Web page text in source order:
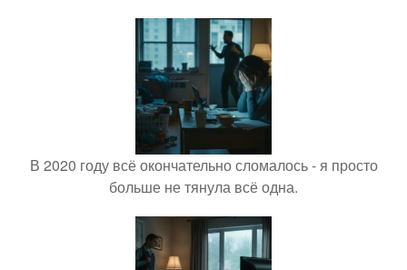
В 2020 году всё окончательно сломалось - я просто
больше не тянула всё одна.